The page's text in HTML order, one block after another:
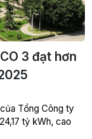
3 đạt hơn
Tổng Công ty
tỷ kWh, cao